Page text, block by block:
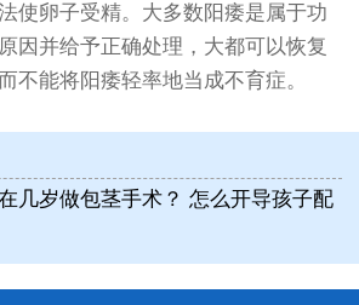
使卵子受精。大多数阳痿是属于功
因并给予正确处理，大都可以恢复
不能将阳痿轻率地当成不育症。
几岁做包茎手术？ 怎么开导孩子配